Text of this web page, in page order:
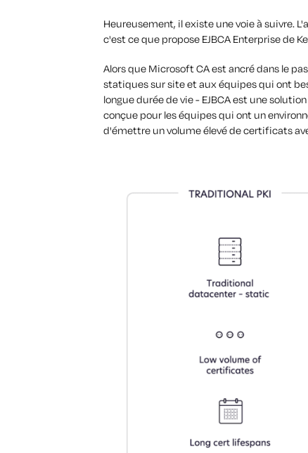
Heureusement, il existe une voie à suivre.
c'est ce que propose EJBCA Enterprise de
Alors que Microsoft CA est ancré dans le
statiques sur site et aux équipes qui ont
longue durée de vie - EJBCA est une
conçue pour les équipes qui ont un
d'émettre un volume élevé de certificats